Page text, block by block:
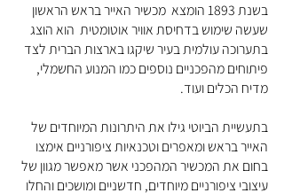
בשנת 1893 הומצא  מכשיר האייר בראש הראשון
שעשה שימוש בדחיסת אוויר אוטומטית  הוא הוצג
בתערוכה עולמית בעיר שיקגו בארצות הברית לצד
פיתוחים מהפכניים נוספים כמו המנוע החשמלי,
מדיח הכלים ועוד.
בתעשיית הביוטי גילו את היתרונות המיוחדים של
האייר בראש ומאפרים וטכנאיות ציפורניים אימצו
בחום את המכשיר המהפכני אשר מאפשר מגוון של
עיצובי ציפורניים מיוחדים, חדשניים ומושכים והחלו